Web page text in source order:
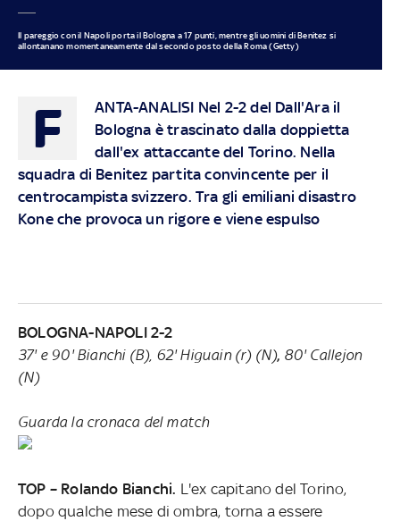
Il pareggio con il Napoli porta il Bologna a 17 punti, mentre gli uomini di Benitez si
allontanano momentaneamente dal secondo posto della Roma (Getty)
F ANTA-ANALISI Nel 2-2 del Dall'Ara il
Bologna è trascinato dalla doppietta
dall'ex attaccante del Torino. Nella
squadra di Benitez partita convincente per il
centrocampista svizzero. Tra gli emiliani disastro
Kone che provoca un rigore e viene espulso
BOLOGNA-NAPOLI 2-2
37' e 90' Bianchi (B), 62' Higuain (r) (N), 80' Callejon
(N)
Guarda la cronaca del match
TOP – Rolando Bianchi. L'ex capitano del Torino,
dopo qualche mese di ombra, torna a essere